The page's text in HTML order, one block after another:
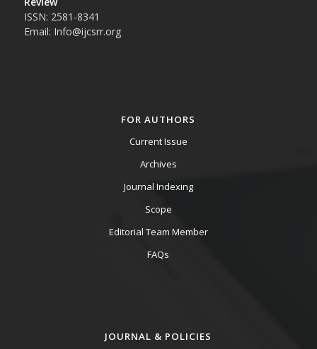
ISSN: 2581-8341
Email: Info@ijcsrr.org
FOR AUTHORS
Current Issue
Archives
Journal Indexing
Scope
Editorial Team Member
FAQs
JOURNAL & POLICIES